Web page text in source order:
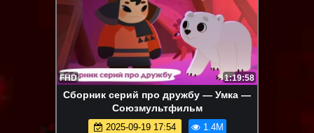
FHD 1:19:58
Сборник серий про дружбу — Умка —
Союзмультфильм
2025-09-19 17:54 1.4M